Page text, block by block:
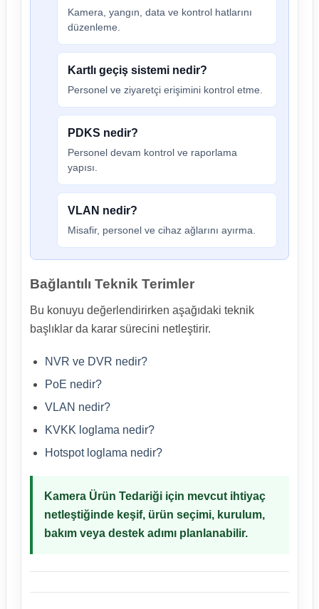
Kamera, yangın, data ve kontrol hatlarını
düzenleme.
Kartlı geçiş sistemi nedir?
Personel ve ziyaretçi erişimini kontrol etme.
PDKS nedir?
Personel devam kontrol ve raporlama
yapısı.
VLAN nedir?
Misafir, personel ve cihaz ağlarını ayırma.
Bağlantılı Teknik Terimler
Bu konuyu değerlendirirken aşağıdaki teknik
başlıklar da karar sürecini netleştirir.
NVR ve DVR nedir?
PoE nedir?
VLAN nedir?
KVKK loglama nedir?
Hotspot loglama nedir?
Kamera Ürün Tedariği için mevcut ihtiyaç
netleştiğinde keşif, ürün seçimi, kurulum,
bakım veya destek adımı planlanabilir.